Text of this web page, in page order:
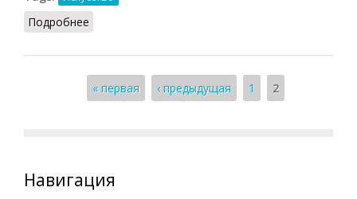
Подробнее
Страницы« первая ‹ предыдущая 1 2
Навигация